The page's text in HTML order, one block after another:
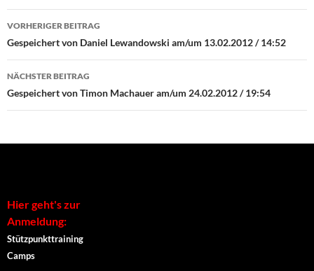
Beitrags-
Navigation
VORHERIGER BEITRAG
Gespeichert von Daniel Lewandowski am/um 13.02.2012 / 14:52
NÄCHSTER BEITRAG
Gespeichert von Timon Machauer am/um 24.02.2012 / 19:54
Hier geht's zur
Anmeldung:
Stützpunkttraining
Camps